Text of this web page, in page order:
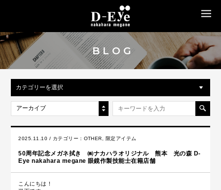
BLOG
カテゴリーを選択
アーカイブ
2025.11.10 / カテゴリー： OTHER 限定アイテム
50周年記念メガネ拭き ㈱ナカハラオリジナル 熊本 光の森 D-
Eye nakahara megane 眼鏡作製技能士在籍店舗
こんにちは！